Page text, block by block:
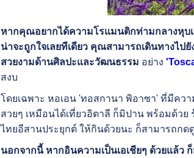
หากคุณอยากได้ความโรแมนติกท่ามกลางหุบ
น่าจะถูกใจเลยทีเดียว คุณสามารถเดินทางไ
สวยงามด้านศิลปะและวัฒนธรรม อย่าง
สงบ
โดยเฉพาะ หอเอน 'ทอสกานา พิอาซา' ที่มีคว
สวยๆ เหมือนได้เที่ยวอิตาลี ก็มิปาน พร้อมด้วย
ไทยอีสานประยุกต์ ให้กินด้วยนะ ก็สามารถกดดู
นอกจากนี้ หากอินความเป็นเอเชียๆ ด้วยแล้